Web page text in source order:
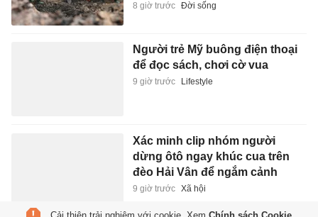
8 giờ trước Đời sống
Người trẻ Mỹ buông điện thoại
để đọc sách, chơi cờ vua
9 giờ trước Lifestyle
Xác minh clip nhóm người
dừng ôtô ngay khúc cua trên
đèo Hải Vân để ngắm cảnh
9 giờ trước Xã hội
Cải thiện trải nghiệm với cookie. Xem Chính sách Cookie